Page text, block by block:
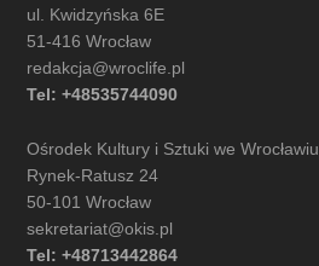
ul. Kwidzyńska 6E
51-416 Wrocław
redakcja@wroclife.pl
Tel: +48535744090
Ośrodek Kultury i Sztuki we Wrocławiu
Rynek-Ratusz 24
50-101 Wrocław
sekretariat@okis.pl
Tel: +48713442864